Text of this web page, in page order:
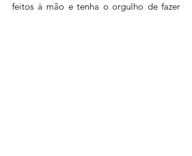
feitos à mão e tenha o orgulho de fazer